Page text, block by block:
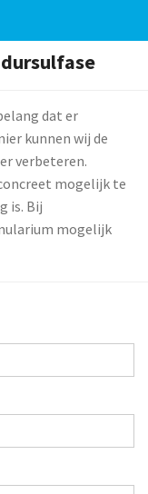
dat er
kunnen wij de
verbeteren.
mogelijk te
is. Bij
mogelijk